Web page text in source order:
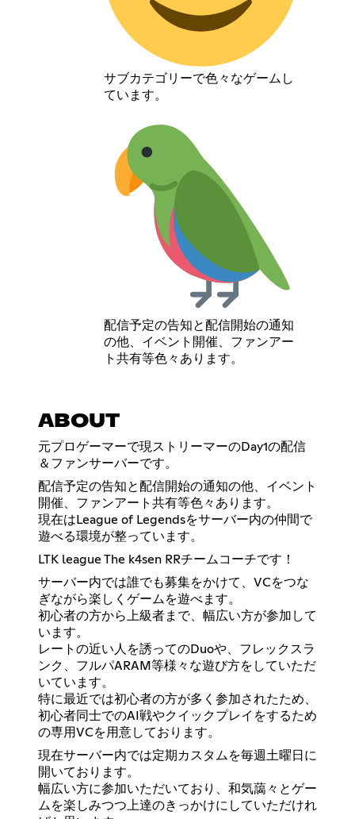
サブカテゴリーで色々なゲームし
ています。
配信予定の告知と配信開始の通知
の他、イベント開催、ファンアー
ト共有等色々あります。
ABOUT
元プロゲーマーで現ストリーマーのDay1の配信
＆ファンサーバーです。
配信予定の告知と配信開始の通知の他、イベント
開催、ファンアート共有等色々あります。
現在はLeague of Legendsをサーバー内の仲間で
遊べる環境が整っています。
LTK league The k4sen RRチームコーチです！
サーバー内では誰でも募集をかけて、VCをつな
ぎながら楽しくゲームを遊べます。
初心者の方から上級者まで、幅広い方が参加して
います。
レートの近い人を誘ってのDuoや、フレックスラ
ンク、フルパARAM等様々な遊び方をしていただ
いています。
特に最近では初心者の方が多く参加されたため、
初心者同士でのAI戦やクイックプレイをするため
の専用VCを用意しております。
現在サーバー内では定期カスタムを毎週土曜日に
開いております。
幅広い方に参加いただいており、和気藹々とゲー
ムを楽しみつつ上達のきっかけにしていただけれ